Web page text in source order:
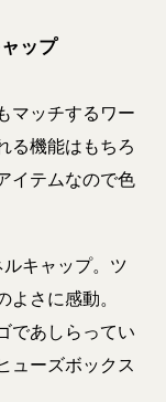
ップ
マッチするワー
る機能はもちろ
イテムなので色
キャップ。ツ
さに感動。
であしらってい
ューズボックス